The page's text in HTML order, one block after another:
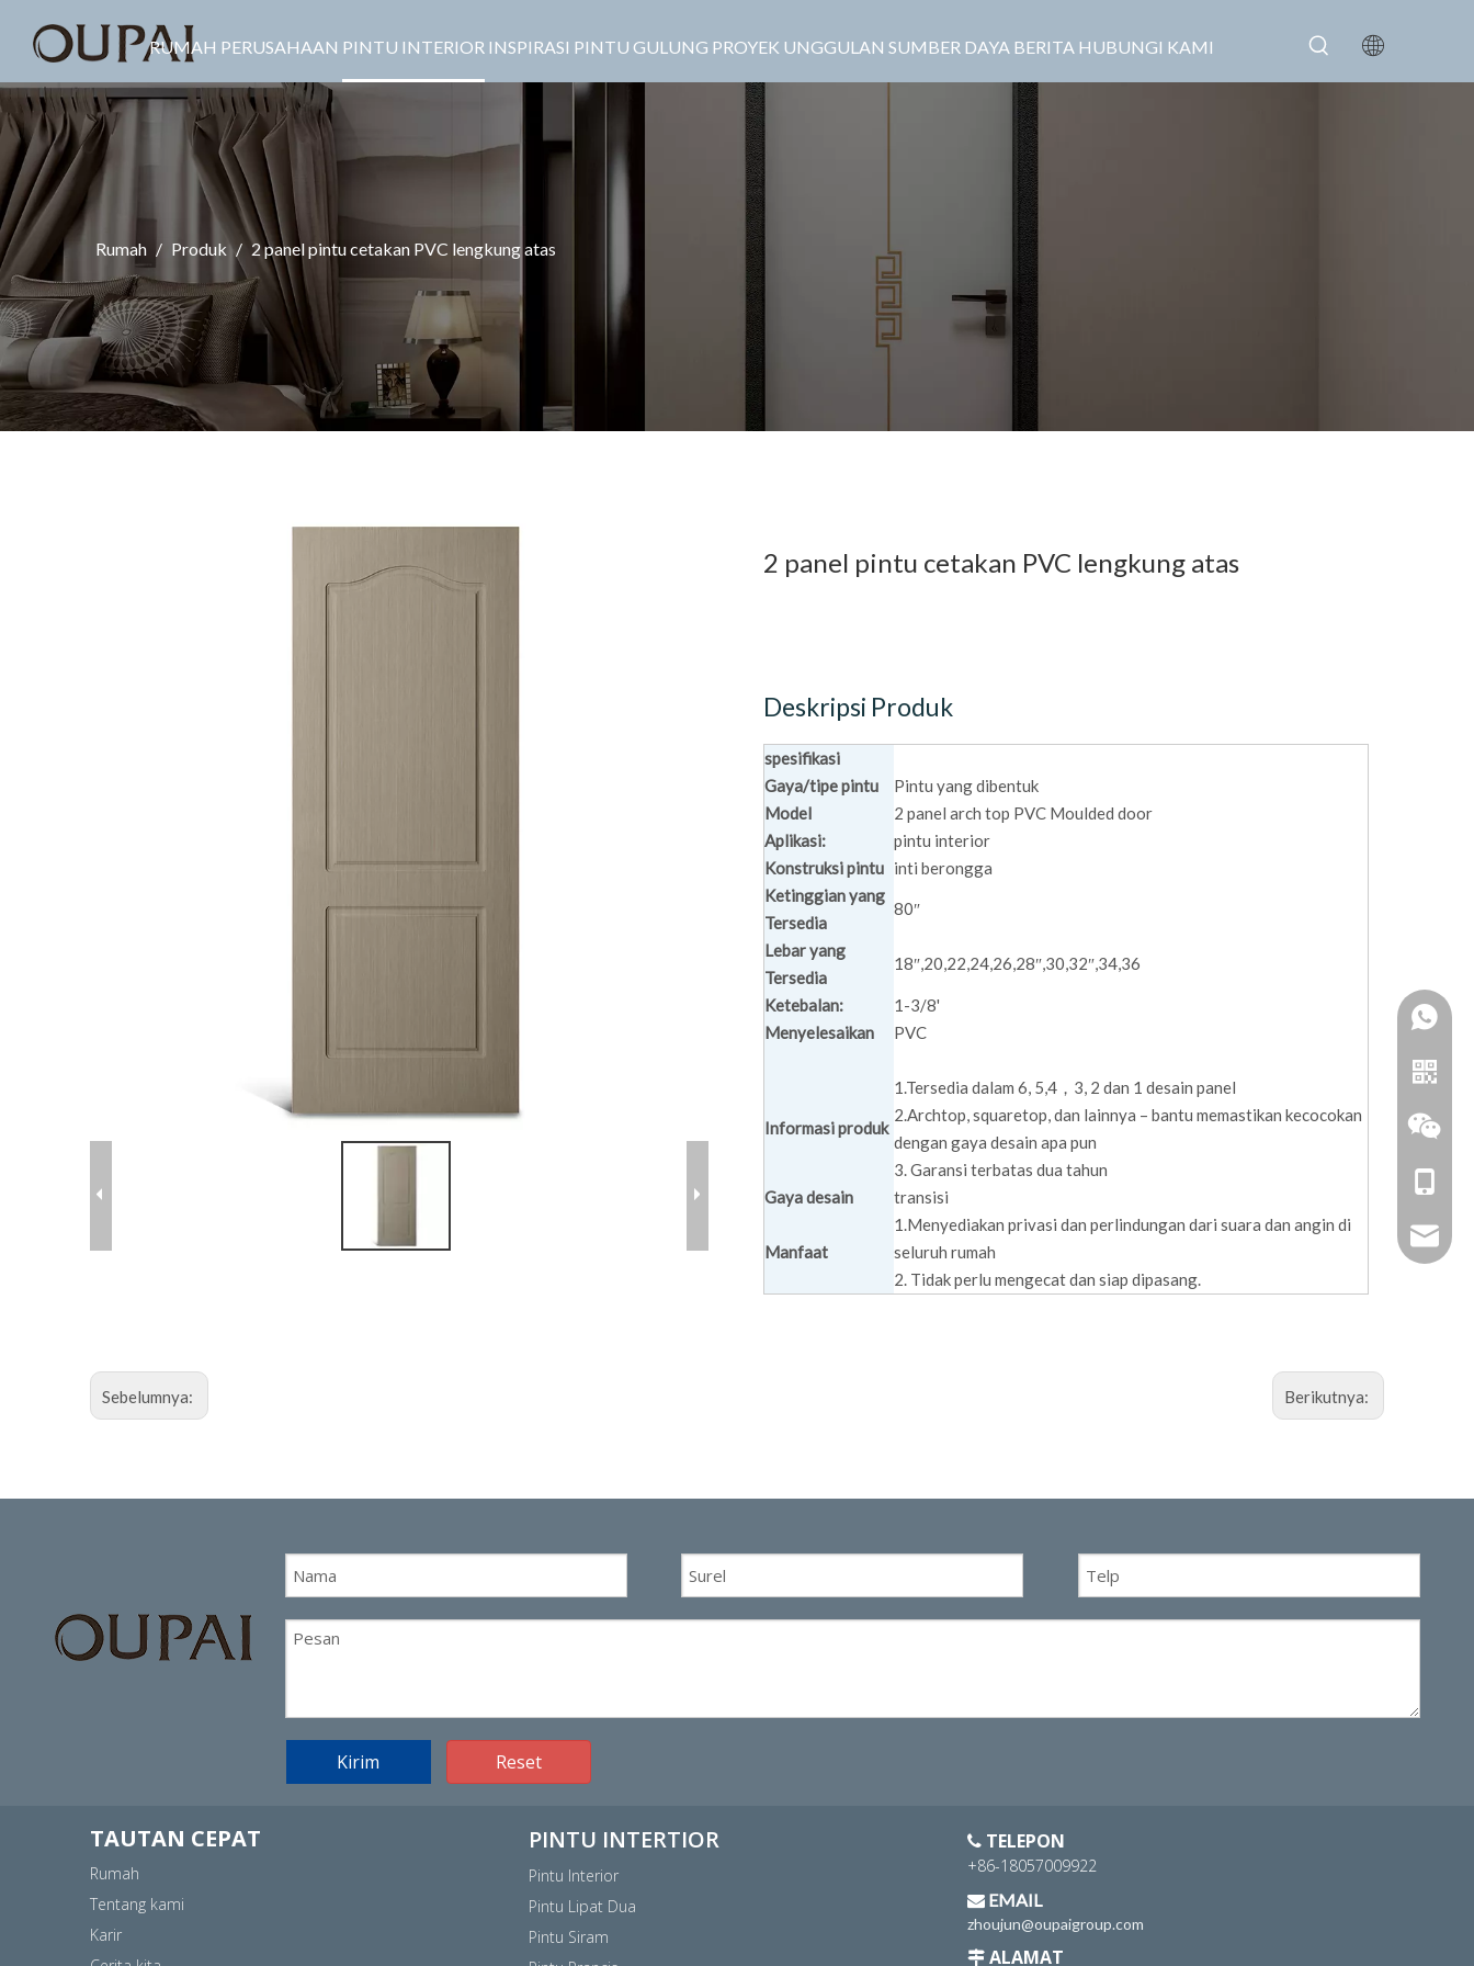
RUMAH PERUSAHAAN PINTU INTERIOR INSPIRASI PINTU GULUNG PROYEK UNGGULAN SUMBER DAYA BERITA HUBUNGI KAMI
Rumah / Produk / 2 panel pintu cetakan PVC lengkung atas
2 panel pintu cetakan PVC lengkung atas
Deskripsi Produk
spesifikasi
Gaya/tipe pintu
Pintu yang dibentuk
Model
2 panel arch top PVC Moulded door
Aplikasi:
pintu interior
Konstruksi pintu inti berongga
Ketinggian yang
Tersedia
80″
Lebar yang
Tersedia
18″,20,22,24,26,28″,30,32″,34,36
Ketebalan:
1-3/8'
Menyelesaikan
PVC
Informasi produk
1.Tersedia dalam 6, 5,4，3, 2 dan 1 desain panel
2.Archtop, squaretop, dan lainnya – bantu memastikan kecocokan
dengan gaya desain apa pun
3. Garansi terbatas dua tahun
Gaya desain
transisi
Manfaat
1.Menyediakan privasi dan perlindungan dari suara dan angin di
seluruh rumah
2. Tidak perlu mengecat dan siap dipasang.
Sebelumnya: Berikutnya:
Kirim Reset
TAUTAN CEPAT
Rumah
Tentang kami
Karir
PINTU INTERTIOR
Pintu Interior
Pintu Lipat Dua
Pintu Siram
 TELEPON
+86-18057009922
 EMAIL
zhoujun@oupaigroup.com
 ALAMAT